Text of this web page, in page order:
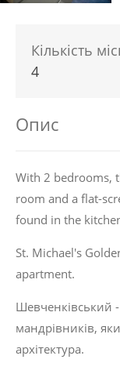
Кількість
4
Опис
With 2 bedrooms,
room and a flat-
found in the
St. Michael's
apartment.
Шевченківський
мандрівників,
архітектура.